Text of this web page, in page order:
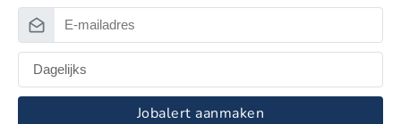
Jobalert aanmaken